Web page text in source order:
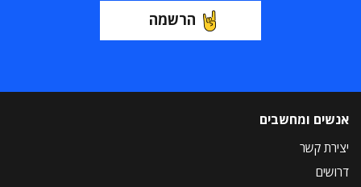
הרשמה
אנשים ומחשבים
יצירת קשר
דרושים